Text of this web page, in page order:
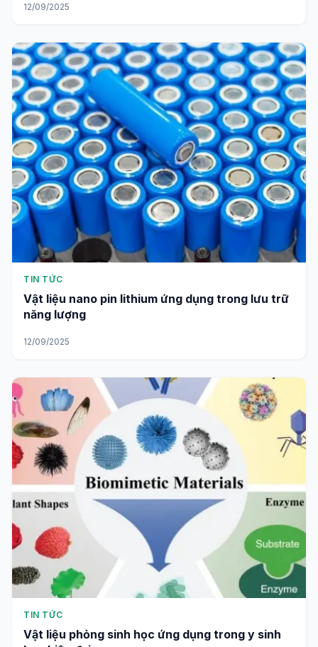
12/09/2025
TIN TỨC
Vật liệu nano pin lithium ứng dụng trong lưu trữ
năng lượng
12/09/2025
TIN TỨC
Vật liệu phỏng sinh học ứng dụng trong y sinh